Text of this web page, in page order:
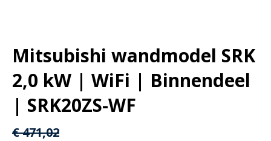
Mitsubishi wandmodel SRK
2,0 kW | WiFi | Binnendeel
| SRK20ZS-WF
Oorspronkelijke
€471,02Huidige